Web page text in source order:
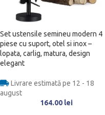
Set ustensile semineu modern 4
piese cu suport, otel si inox –
lopata, carlig, matura, design
elegant
Livrare estimată pe 12 - 18
august
164.00 lei